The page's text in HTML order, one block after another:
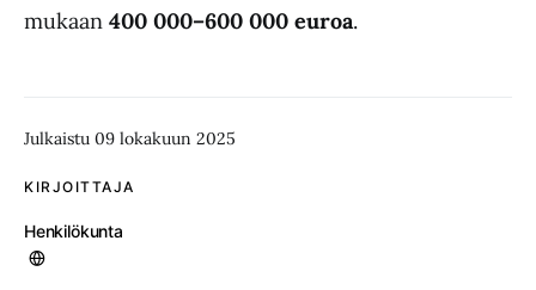
Julkaistu 09 lokakuun 2025
KIRJOITTAJA
Henkilökunta
mukaan 400 000–600 000 euroa.